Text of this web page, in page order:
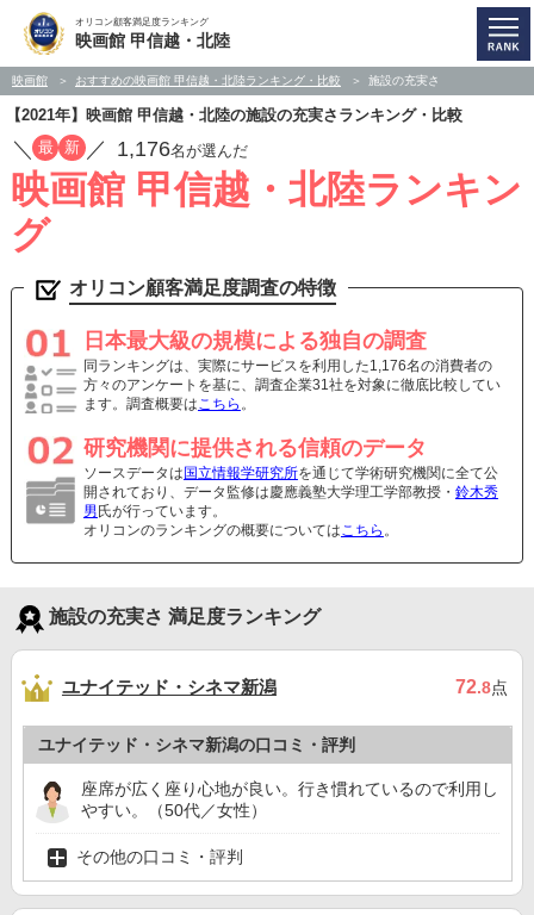
オリコン顧客満足度ランキング
映画館 甲信越・北陸
映画館 おすすめの映画館 甲信越・北陸ランキング・比較 施設の充実さ
【2021年】映画館 甲信越・北陸の施設の充実さランキング・比較
／ 最 新 ／ 1,176名が選んだ
映画館 甲信越・北陸ランキン
グ
オリコン顧客満足度調査の特徴
日本最大級の規模による独自の調査
同ランキングは、実際にサービスを利用した1,176名の消費者の
方々のアンケートを基に、調査企業31社を対象に徹底比較してい
ます。調査概要はこちら 。
研究機関に提供される信頼のデータ
ソースデータは 国立情報学研究所を通じて学術研究機関に全て公
開されており、データ監修は慶應義塾大学理工学部教授・ 鈴木秀
男 氏が行っています。
オリコンのランキングの概要についてはこちら 。
施設の充実さ 満足度ランキング
ユナイテッド・シネマ新潟 72.8点
ユナイテッド・シネマ新潟の口コミ・評判
座席が広く座り心地が良い。行き慣れているので利用し
やすい。（50代／女性）
その他の口コミ・評判